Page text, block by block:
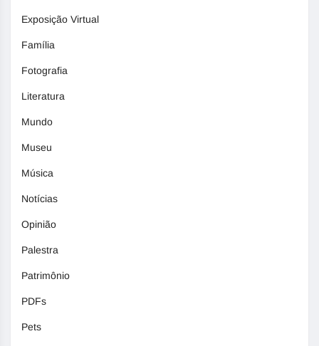
Exposição Virtual
Família
Fotografia
Literatura
Mundo
Museu
Música
Notícias
Opinião
Palestra
Patrimônio
PDFs
Pets